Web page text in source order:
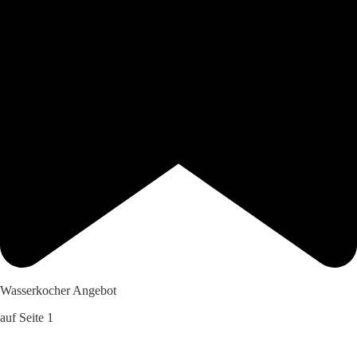
Wasserkocher Angebot
auf Seite 1